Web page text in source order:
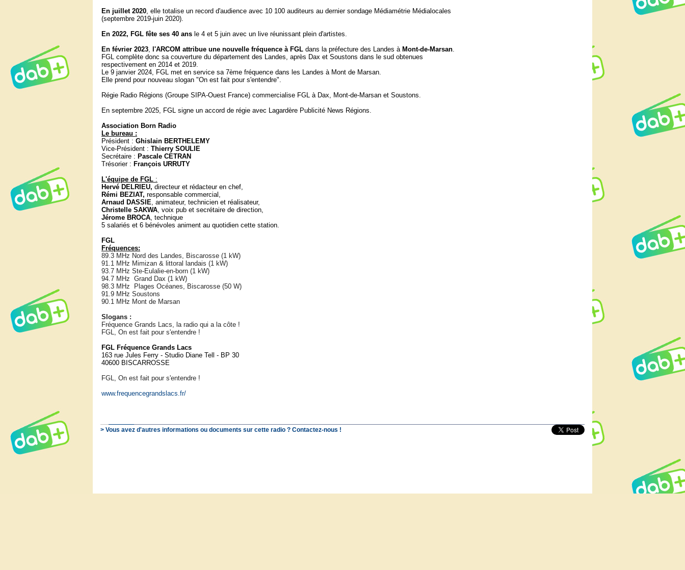
En juillet 2020, elle totalise un record d'audience avec 10 100 auditeurs au dernier sondage Médiamétrie Médialocales
(septembre 2019-juin 2020).
En 2022, FGL fête ses 40 ans le 4 et 5 juin avec un live réunissant plein d'artistes.
En février 2023, l'ARCOM attribue une nouvelle fréquence à FGL dans la préfecture des Landes à Mont-de-Marsan.
FGL complète donc sa couverture du département des Landes, après Dax et Soustons dans le sud obtenues
respectivement en 2014 et 2019.
Le 9 janvier 2024, FGL met en service sa 7ème fréquence dans les Landes à Mont de Marsan.
Elle prend pour nouveau slogan "On est fait pour s'entendre".
Régie Radio Régions (Groupe SIPA-Ouest France) commercialise FGL à Dax, Mont-de-Marsan et Soustons.
En septembre 2025, FGL signe un accord de régie avec Lagardère Publicité News Régions.
Association Born Radio
Le bureau :
Président : Ghislain BERTHELEMY
Vice-Président : Thierry SOULIE
Secrétaire : Pascale CETRAN
Trésorier : François URRUTY
L'équipe de FGL :
Hervé DELRIEU, directeur et rédacteur en chef,
Rémi BEZIAT, responsable commercial,
Arnaud DASSIE, animateur, technicien et réalisateur,
Christelle SAKWA, voix pub et secrétaire de direction,
Jérome BROCA, technique
5 salariés et 6 bénévoles animent au quotidien cette station.
FGL
Fréquences:
89.3 MHz Nord des Landes, Biscarosse (1 kW)
91.1 MHz Mimizan & littoral landais (1 kW)
93.7 MHz Ste-Eulalie-en-born (1 kW)
94.7 MHz Grand Dax (1 kW)
98.3 MHz Plages Océanes, Biscarosse (50 W)
91.9 MHz Soustons
90.1 MHz Mont de Marsan
Slogans :
Fréquence Grands Lacs, la radio qui a la côte !
FGL, On est fait pour s'entendre !
FGL Fréquence Grands Lacs
163 rue Jules Ferry - Studio Diane Tell - BP 30
40600 BISCARROSSE
FGL, On est fait pour s'entendre !
www.frequencegrandslacs.fr/
> Vous avez d'autres informations ou documents sur cette radio ? Contactez-nous !